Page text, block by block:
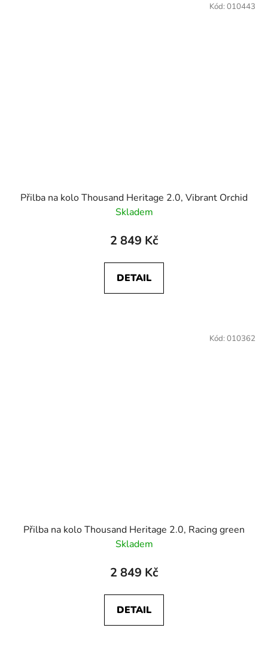
Přilba na kolo Thousand Heritage 2.0, Vibrant Orchid
Skladem
2 849 Kč
DETAIL
Kód: 010443
Přilba na kolo Thousand Heritage 2.0, Racing green
Skladem
2 849 Kč
DETAIL
Kód: 010362